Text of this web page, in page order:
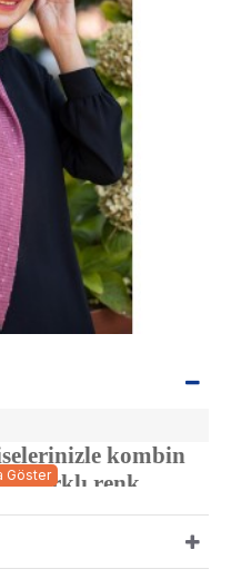
kombin
Farklı renk